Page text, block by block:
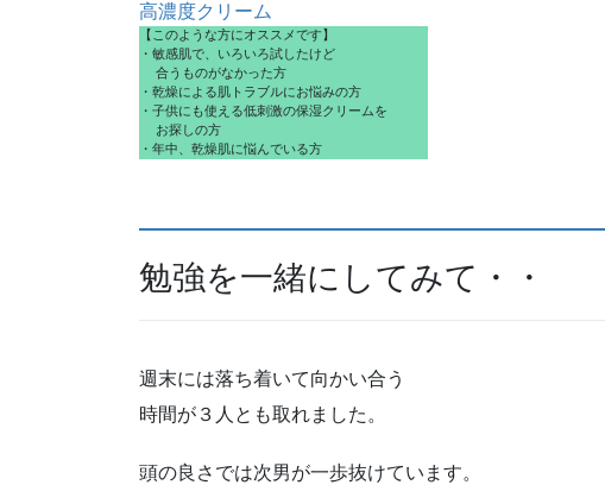
高濃度クリーム
【このような方にオススメです】
・敏感肌で、いろいろ試したけど
  合うものがなかった方
・乾燥による肌トラブルにお悩みの方
・子供にも使える低刺激の保湿クリームを
  お探しの方
・年中、乾燥肌に悩んでいる方
勉強を一緒にしてみて・・
週末には落ち着いて向かい合う
時間が３人とも取れました。
頭の良さでは次男が一歩抜けています。